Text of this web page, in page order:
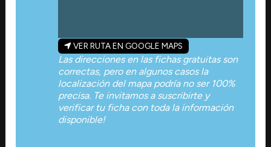
VER RUTA EN GOOGLE MAPS
Las direcciones en las fichas gratuitas son
correctas, pero en algunos casos la
localización del mapa podría no ser 100%
precisa. Te invitamos a suscribirte y
verificar tu ficha con toda la información
disponible!